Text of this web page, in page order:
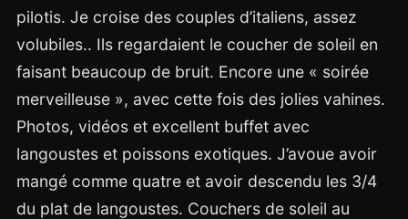
pilotis. Je croise des couples d’italiens, assez
volubiles.. Ils regardaient le coucher de soleil en
faisant beaucoup de bruit. Encore une « soirée
merveilleuse », avec cette fois des jolies vahines.
Photos, vidéos et excellent buffet avec
langoustes et poissons exotiques. J’avoue avoir
mangé comme quatre et avoir descendu les 3/4
du plat de langoustes. Couchers de soleil au